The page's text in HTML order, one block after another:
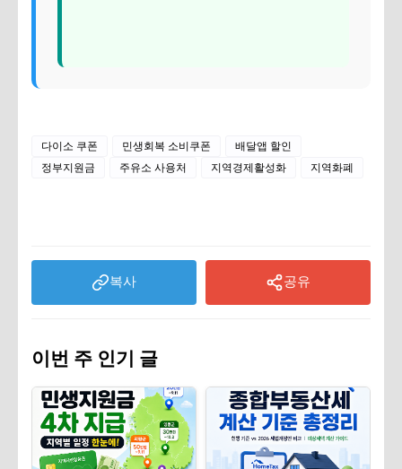
다이소 쿠폰 민생회복 소비쿠폰
배달앱 할인
정부지원금
주유소 사용처 지역경제활성화 지역화폐
복사 공유
이번 주 인기 글